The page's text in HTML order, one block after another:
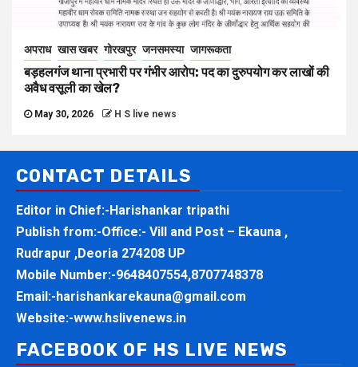
अपराध खास खबर गोरखपुर जनसमस्या जागरूकता
बड़हलगंज थाना प्रभारी पर गंभीर आरोप: पद का दुरुपयोग कर लाखों की
अवैध वसूली का खेल?
May 30, 2026 H S live news
CONTACT DETAILS
Editor in Chief:-Harishankar tripathi
Publish from:-Office:- Vill and Post – Ekauna ,
Rudrapur ,Deoria 274208 UP
Mobile Number:-9648407554,8707748378
Email:-harishankarekauna@gmail.com
Website:-www.hslivenews.in
FACEBOOK OF HS LIVE NEWS